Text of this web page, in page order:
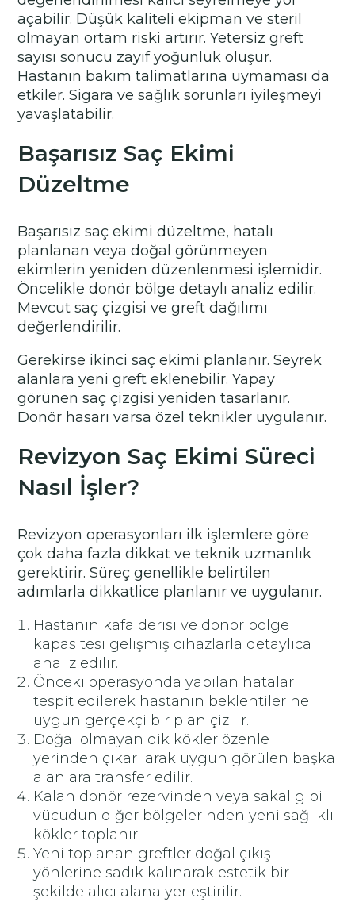
açabilir. Düşük kaliteli ekipman ve steril
olmayan ortam riski artırır. Yetersiz greft
sayısı sonucu zayıf yoğunluk oluşur.
Hastanın bakım talimatlarına uymaması da
etkiler. Sigara ve sağlık sorunları iyileşmeyi
yavaşlatabilir.
Başarısız Saç Ekimi
Düzeltme
Başarısız saç ekimi düzeltme, hatalı
planlanan veya doğal görünmeyen
ekimlerin yeniden düzenlenmesi işlemidir.
Öncelikle donör bölge detaylı analiz edilir.
Mevcut saç çizgisi ve greft dağılımı
değerlendirilir.
Gerekirse ikinci saç ekimi planlanır. Seyrek
alanlara yeni greft eklenebilir. Yapay
görünen saç çizgisi yeniden tasarlanır.
Donör hasarı varsa özel teknikler uygulanır.
Revizyon Saç Ekimi Süreci
Nasıl İşler?
Revizyon operasyonları ilk işlemlere göre
çok daha fazla dikkat ve teknik uzmanlık
gerektirir. Süreç genellikle belirtilen
adımlarla dikkatlice planlanır ve uygulanır.
Hastanın kafa derisi ve donör bölge
kapasitesi gelişmiş cihazlarla detaylıca
analiz edilir.
Önceki operasyonda yapılan hatalar
tespit edilerek hastanın beklentilerine
uygun gerçekçi bir plan çizilir.
Doğal olmayan dik kökler özenle
yerinden çıkarılarak uygun görülen başka
alanlara transfer edilir.
Kalan donör rezervinden veya sakal gibi
vücudun diğer bölgelerinden yeni sağlıklı
kökler toplanır.
Yeni toplanan greftler doğal çıkış
yönlerine sadık kalınarak estetik bir
şekilde alıcı alana yerleştirilir.